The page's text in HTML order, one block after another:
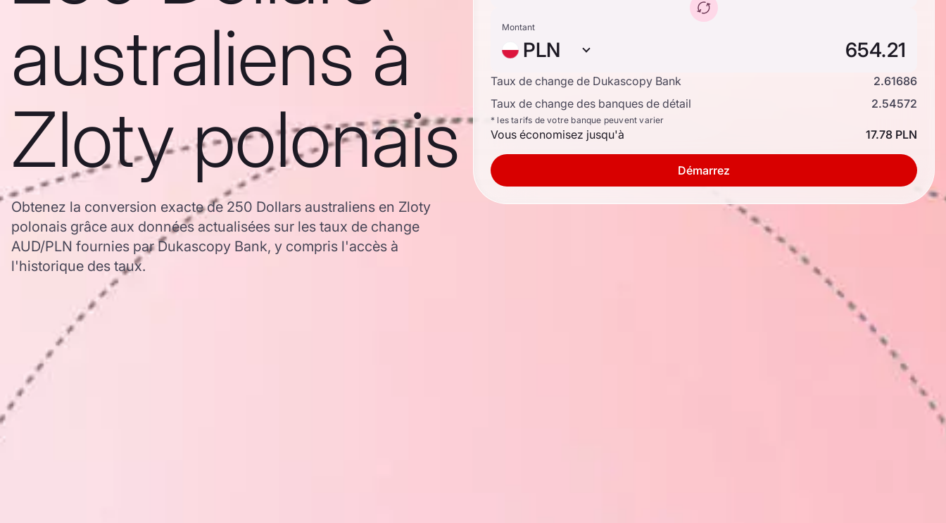
australiens à
Zloty polonais
Obtenez la conversion exacte de 250 Dollars australiens en Zloty
polonais grâce aux données actualisées sur les taux de change
AUD/PLN fournies par Dukascopy Bank, y compris l'accès à
l'historique des taux.
Montant
PLN
Taux de change de Dukascopy Bank
2.61686
Taux de change des banques de détail
2.54572
* les tarifs de votre banque peuvent varier
Vous économisez jusqu'à 17.78 PLN
Démarrez